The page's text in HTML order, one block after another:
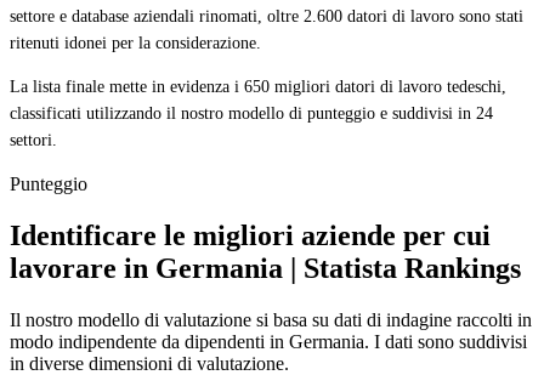
settore e database aziendali rinomati, oltre 2.600 datori di lavoro sono stati
ritenuti idonei per la considerazione.
La lista finale mette in evidenza i 650 migliori datori di lavoro tedeschi,
classificati utilizzando il nostro modello di punteggio e suddivisi in 24
settori.
Punteggio
Identificare le migliori aziende per cui
lavorare in Germania | Statista Rankings
Il nostro modello di valutazione si basa su dati di indagine raccolti in
modo indipendente da dipendenti in Germania. I dati sono suddivisi
in diverse dimensioni di valutazione.